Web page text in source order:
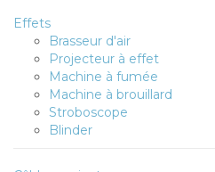
Effets
Brasseur d'air
Projecteur à effet
Machine à fumée
Machine à brouillard
Stroboscope
Blinder